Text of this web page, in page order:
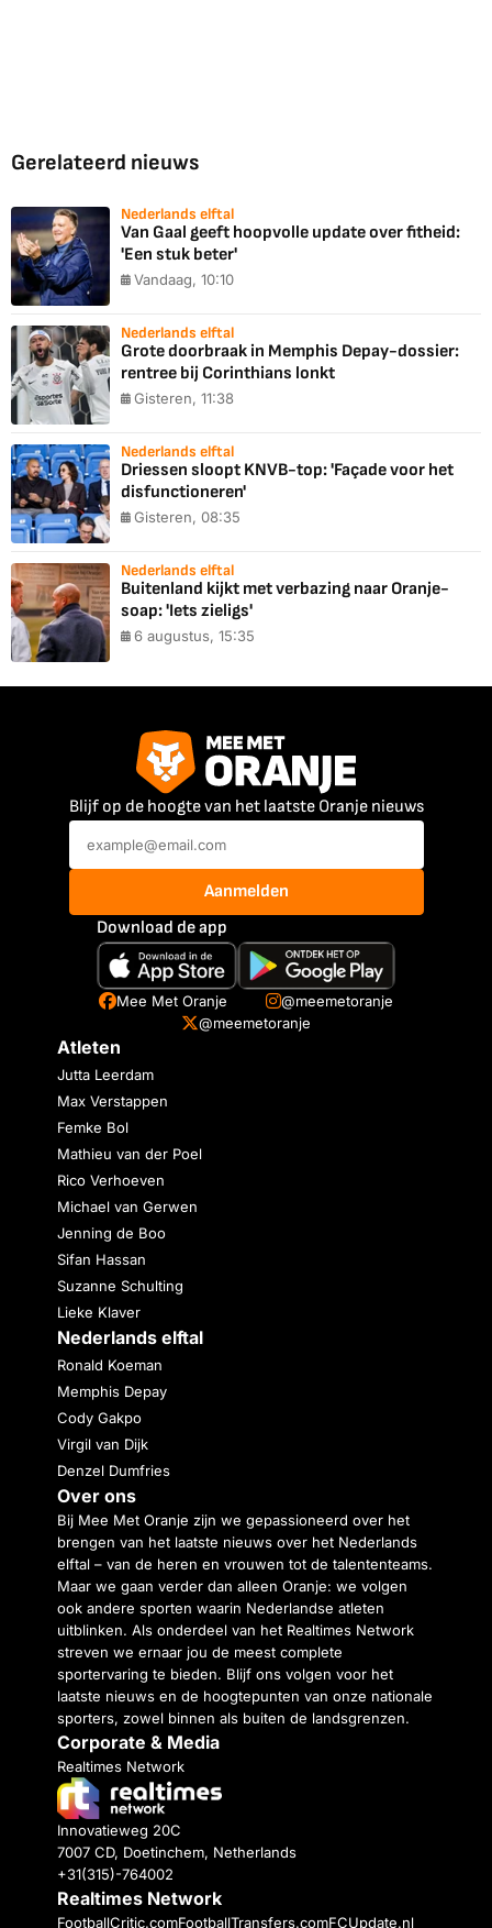
Gerelateerd nieuws
Nederlands elftal
Van Gaal geeft hoopvolle update over fitheid:
'Een stuk beter'
Vandaag, 10:10
Nederlands elftal
Grote doorbraak in Memphis Depay-dossier:
rentree bij Corinthians lonkt
Gisteren, 11:38
Nederlands elftal
Driessen sloopt KNVB-top: 'Façade voor het
disfunctioneren'
Gisteren, 08:35
Nederlands elftal
Buitenland kijkt met verbazing naar Oranje-
soap: 'Iets zieligs'
6 augustus, 15:35
Blijf op de hoogte van het laatste Oranje nieuws
Aanmelden
Download de app
Mee Met Oranje
@meemetoranje
@meemetoranje
Atleten
Jutta Leerdam
Max Verstappen
Femke Bol
Mathieu van der Poel
Rico Verhoeven
Michael van Gerwen
Jenning de Boo
Sifan Hassan
Suzanne Schulting
Lieke Klaver
Nederlands elftal
Ronald Koeman
Memphis Depay
Cody Gakpo
Virgil van Dijk
Denzel Dumfries
Over ons
Bij Mee Met Oranje zijn we gepassioneerd over het
brengen van het laatste nieuws over het Nederlands
elftal – van de heren en vrouwen tot de talententeams.
Maar we gaan verder dan alleen Oranje: we volgen
ook andere sporten waarin Nederlandse atleten
uitblinken. Als onderdeel van het Realtimes Network
streven we ernaar jou de meest complete
sportervaring te bieden. Blijf ons volgen voor het
laatste nieuws en de hoogtepunten van onze nationale
sporters, zowel binnen als buiten de landsgrenzen.
Corporate & Media
Realtimes Network
Innovatieweg 20C
7007 CD, Doetinchem, Netherlands
+31(315)-764002
Realtimes Network
FootballCritic.comFootballTransfers.comFCUpdate.nl